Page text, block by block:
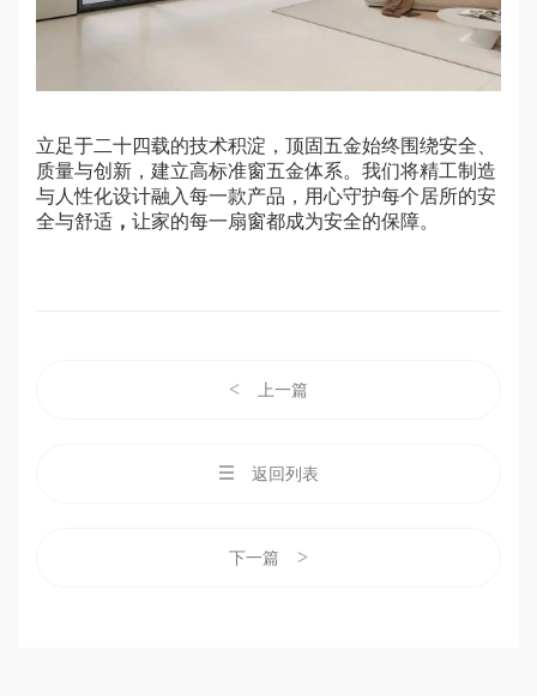
立足于二十四载的技术积淀，顶固五金始终围绕安全、
质量与创新，建立高标准窗五金体系。我们将精工制造
与人性化设计融入每一款产品，用心守护每个居所的安
全与舒适 ， 让家的每一扇窗都成为安全的保障。
< 上一篇
返回列表
下一篇 >